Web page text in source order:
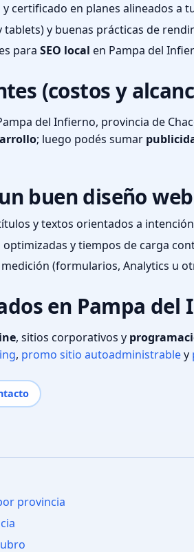
y certificado en planes alineados a
tablets) y buenas prácticas de
para SEO local en Pampa del
(costos y
del Infierno, provincia de
; luego podés sumar
buen diseño web
y textos orientados a
y tiempos de carga
medición (formularios, Analytics u
en Pampa
, sitios corporativos y
, promo sitio autoadministrabley
provincia